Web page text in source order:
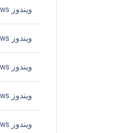
ويندوز Windows
ويندوز Windows
ويندوز Windows
ويندوز Windows
ويندوز Windows